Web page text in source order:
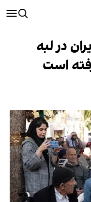
در لبه
است